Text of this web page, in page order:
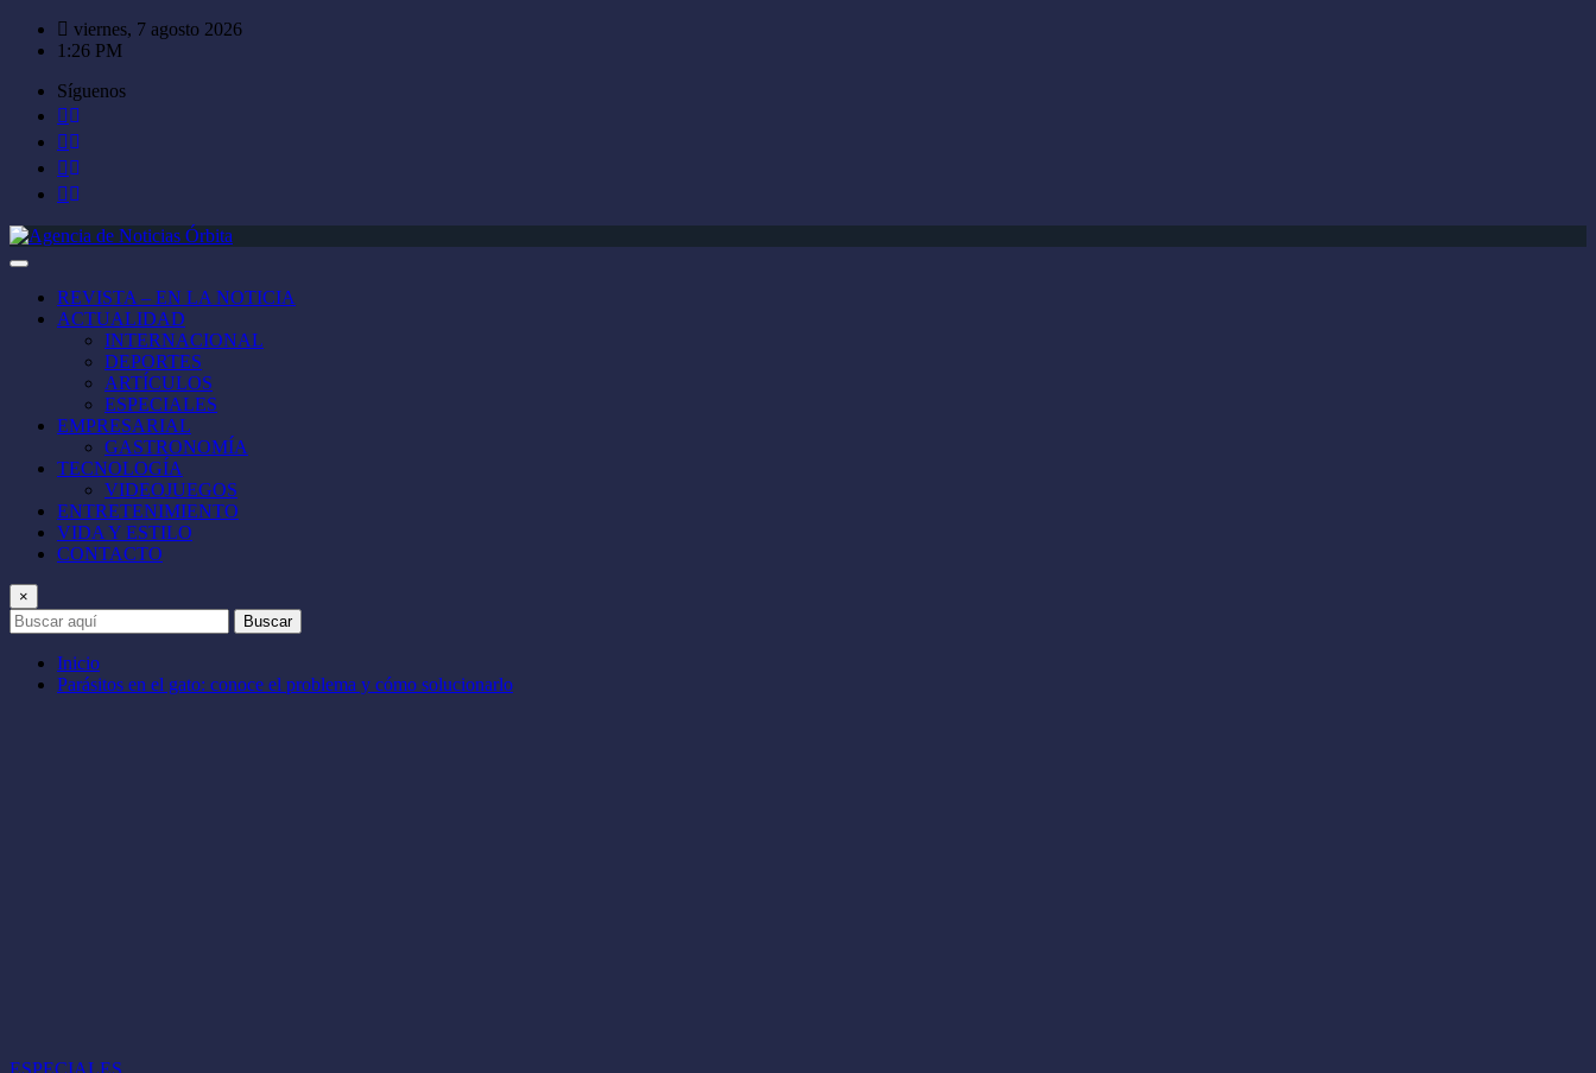
Saltar
viernes, 7 agosto 2026
1:26 PM
Síguenos
REVISTA – EN LA NOTICIA
ACTUALIDAD
INTERNACIONAL
DEPORTES
ARTÍCULOS
ESPECIALES
EMPRESARIAL
GASTRONOMÍA
TECNOLOGÍA
VIDEOJUEGOS
ENTRETENIMIENTO
VIDA Y ESTILO
CONTACTO
×
Buscar
Inicio
Parásitos en el gato: conoce el problema y cómo solucionarlo
ESPECIALES